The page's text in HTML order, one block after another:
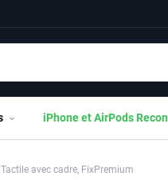
iPhone et AirPods
avec cadre, FixPremium